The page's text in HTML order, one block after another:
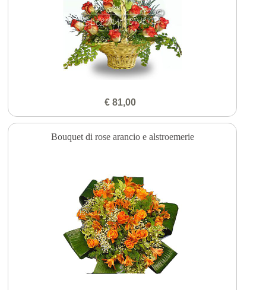
€ 81,00
Bouquet di rose arancio e alstroemerie